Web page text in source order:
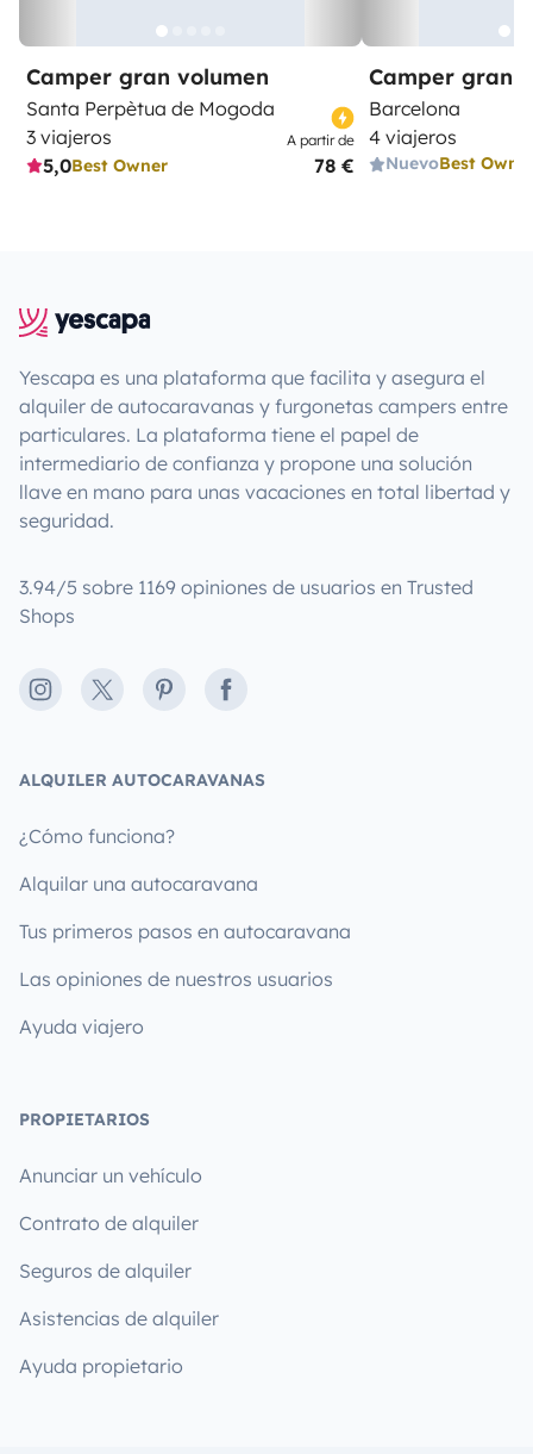
Camper gran volumen
Santa Perpètua de Mogoda
3 viajeros
5,0Best Owner
A partir de
78 €
Camper gran
Barcelona
4 viajeros
NuevoBest
Yescapa es una plataforma que facilita y asegura el
alquiler de autocaravanas y furgonetas campers entre
particulares. La plataforma tiene el papel de
intermediario de confianza y propone una solución
llave en mano para unas vacaciones en total libertad y
seguridad.
3.94/5 sobre 1169 opiniones de usuarios en Trusted
Shops
Instagram
X PinterestFacebook
ALQUILER AUTOCARAVANAS
¿Cómo funciona?
Alquilar una autocaravana
Tus primeros pasos en autocaravana
Las opiniones de nuestros usuarios
Ayuda viajero
PROPIETARIOS
Anunciar un vehículo
Contrato de alquiler
Seguros de alquiler
Asistencias de alquiler
Ayuda propietario